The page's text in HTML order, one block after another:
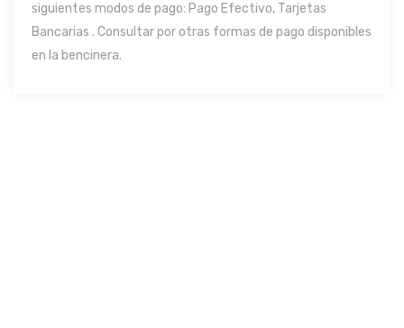
siguientes modos de pago: Pago Efectivo, Tarjetas
Bancarias . Consultar por otras formas de pago disponibles
en la bencinera.